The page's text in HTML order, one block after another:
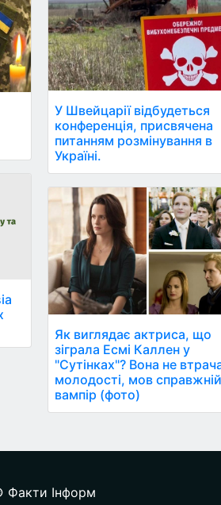
У Швейцарії відбудеться
конференція, присвячена
питанням розмінування в
Україні.
Як виглядає актриса, що
зіграла Есмі Каллен у
"Сутінках"? Вона не
молодості, мов
вампір (фото)
Факти Інформ